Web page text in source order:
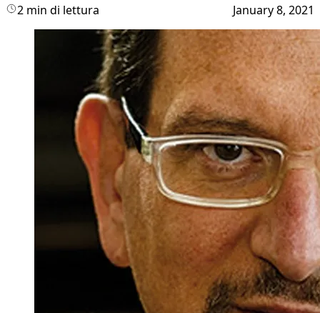
2 min di lettura January 8, 2021